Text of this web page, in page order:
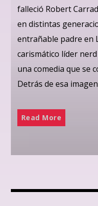
falleció Robert
en distintas
entrañable padre en
carismático líder
una comedia que se
Detrás de esa
Read More